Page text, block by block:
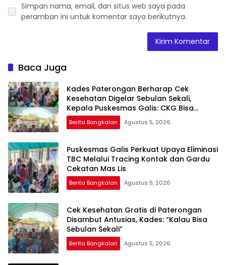
Simpan nama, email, dan situs web saya pada
peramban ini untuk komentar saya berikutnya.
Baca Juga
Kades Paterongan Berharap Cek
Kesehatan Digelar Sebulan Sekali,
Kepala Puskesmas Galis: CKG Bisa
Dilaksanakan Rutin Lewat Posyandu ILP
Berita Bangkalan Agustus 5, 2026
Puskesmas Galis Perkuat Upaya Eliminasi
TBC Melalui Tracing Kontak dan Gardu
Cekatan Mas Lis
Berita Bangkalan Agustus 5, 2026
Cek Kesehatan Gratis di Paterongan
Disambut Antusias, Kades: “Kalau Bisa
Sebulan Sekali”
Berita Bangkalan Agustus 5, 2026